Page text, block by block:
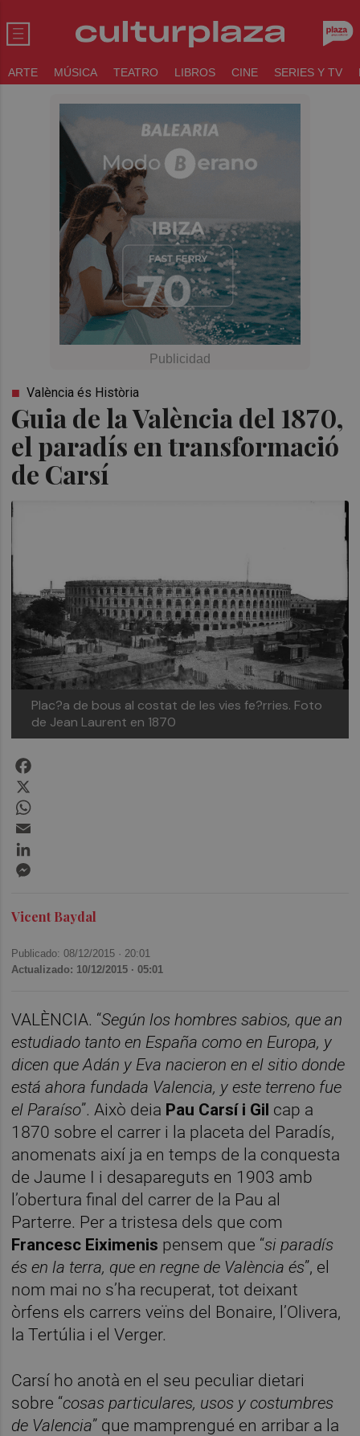
ARTE MÚSICA TEATRO LIBROS CINE SERIES Y TV
Guia de la València del 1870,
el paradís en transformació
de Carsí
València és Història
Plac?a de bous al costat de les vies fe?rries. Foto
de Jean Laurent en 1870
Vicent Baydal
Publicado: 08/12/2015 · 20:01
Actualizado: 10/12/2015 · 05:01
VALÈNCIA. “Según los hombres sabios, que an
estudiado tanto en España como en Europa, y
dicen que Adán y Eva nacieron en el sitio donde
está ahora fundada Valencia, y este terreno fue
el Paraíso”. Això deia Pau Carsí i Gil cap a
1870 sobre el carrer i la placeta del Paradís,
anomenats així ja en temps de la conquesta
de Jaume I i desapareguts en 1903 amb
l’obertura final del carrer de la Pau al
Parterre. Per a tristesa dels que com
Francesc Eiximenis pensem que “si paradís
és en la terra, que en regne de València és”, el
nom mai no s’ha recuperat, tot deixant
òrfens els carrers veïns del Bonaire, l’Olivera,
la Tertúlia i el Verger.
Carsí ho anotà en el seu peculiar dietari
sobre “cosas particulares, usos y costumbres
de Valencia” que mamprengué en arribar a la